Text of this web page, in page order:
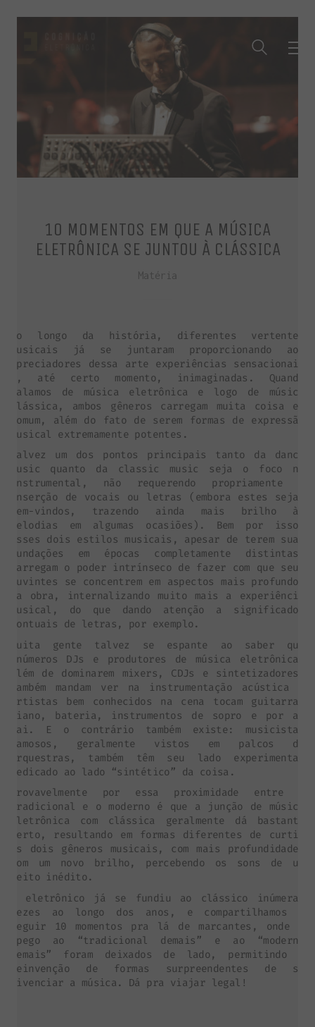
10 MOMENTOS EM QUE A MÚSICA
ELETRÔNICA SE JUNTOU À CLÁSSICA
Matéria
Ao longo da história, diferentes vertentes
musicais já se juntaram proporcionando aos
apreciadores dessa arte experiências sensacionais
e, até certo momento, inimaginadas. Quando
falamos de música eletrônica e logo de música
clássica, ambos gêneros carregam muita coisa em
comum, além do fato de serem formas de expressão
musical extremamente potentes.
Talvez um dos pontos principais tanto da dance
music quanto da classic music seja o foco no
instrumental, não requerendo propriamente a
inserção de vocais ou letras (embora estes sejam
bem-vindos, trazendo ainda mais brilho às
melodias em algumas ocasiões). Bem por isso,
esses dois estilos musicais, apesar de terem suas
fundações em épocas completamente distintas,
carregam o poder intrínseco de fazer com que seus
ouvintes se concentrem em aspectos mais profundos
da obra, internalizando muito mais a experiência
musical, do que dando atenção a significados
pontuais de letras, por exemplo.
Muita gente talvez se espante ao saber que
inúmeros DJs e produtores de música eletrônica,
além de dominarem mixers, CDJs e sintetizadores,
também mandam ver na instrumentação acústica –
artistas bem conhecidos na cena tocam guitarra,
piano, bateria, instrumentos de sopro e por aí
vai. E o contrário também existe: musicistas
famosos, geralmente vistos em palcos de
orquestras, também têm seu lado experimental
dedicado ao lado “sintético” da coisa.
Provavelmente por essa proximidade entre o
tradicional e o moderno é que a junção de música
eletrônica com clássica geralmente dá bastante
certo, resultando em formas diferentes de curtir
os dois gêneros musicais, com mais profundidade,
com um novo brilho, percebendo os sons de um
jeito inédito.
O eletrônico já se fundiu ao clássico inúmeras
vezes ao longo dos anos, e compartilhamos a
seguir 10 momentos pra lá de marcantes, onde o
apego ao “tradicional demais” e ao “moderno
demais” foram deixados de lado, permitindo a
reinvenção de formas surpreendentes de se
vivenciar a música. Dá pra viajar legal!